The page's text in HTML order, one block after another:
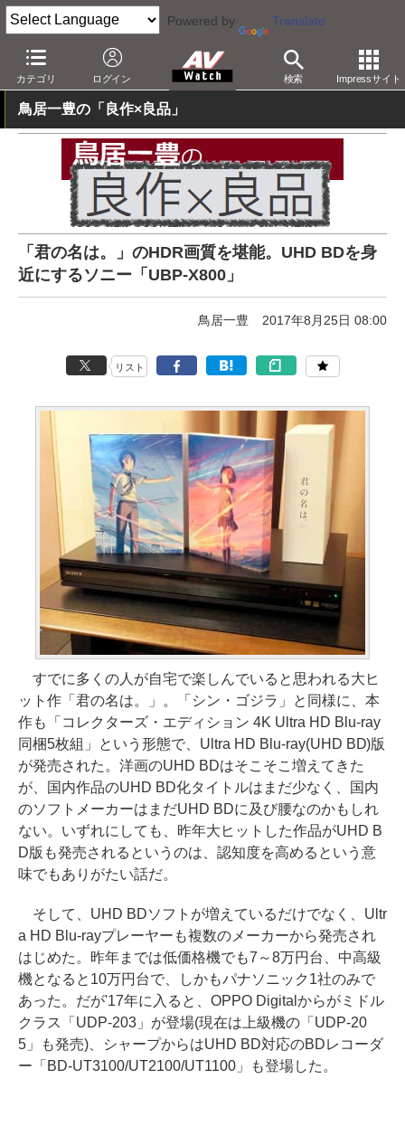
Powered by Translate
カテゴリ ログイン 検索 Impressサイト
AV Watch 製品 BD/DVDプレーヤー ソニー
鳥居一豊の「良作×良品」
「君の名は。」のHDR画質を堪能。UHD BDを身
近にするソニー「UBP-X800」
鳥居一豊 2017年8月25日 08:00
リスト
すでに多くの人が自宅で楽しんでいると思われる大ヒ
ット作「君の名は。」。「シン・ゴジラ」と同様に、本
作も「コレクターズ・エディション 4K Ultra HD Blu-ray
同梱5枚組」という形態で、Ultra HD Blu-ray(UHD BD)版
が発売された。洋画のUHD BDはそこそこ増えてきた
が、国内作品のUHD BD化タイトルはまだ少なく、国内
のソフトメーカーはまだUHD BDに及び腰なのかもしれ
ない。いずれにしても、昨年大ヒットした作品がUHD B
D版も発売されるというのは、認知度を高めるという意
味でもありがたい話だ。
そして、UHD BDソフトが増えているだけでなく、Ultr
a HD Blu-rayプレーヤーも複数のメーカーから発売され
はじめた。昨年までは低価格機でも7～8万円台、中高級
機となると10万円台で、しかもパナソニック1社のみで
あった。だが'17年に入ると、OPPO Digitalからがミドル
クラス「UDP-203」が登場(現在は上級機の「UDP-20
5」も発売)、シャープからはUHD BD対応のBDレコーダ
ー「BD-UT3100/UT2100/UT1100」も登場した。